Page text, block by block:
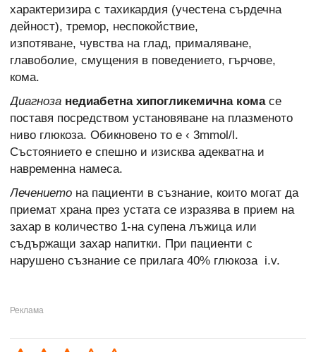
характеризира с тахикардия (учестена сърдечна
дейност), тремор, неспокойствие,
изпотяване, чувства на глад, прималяване,
главоболие, смущения в поведението, гърчове,
кома.
Диагноза недиабетна хипогликемична комасе
поставя посредством установяване на плазменото
ниво глюкоза. Обикновено то е ‹ 3mmol/l.
Състоянието е спешно и изисква адекватна и
навременна намеса.
Лечението на пациенти в съзнание, които могат да
приемат храна през устата се изразява в прием на
захар в количество 1-на супена лъжица или
съдържащи захар напитки. При пациенти с
нарушено съзнание се прилага 40% глюкоза i.v.